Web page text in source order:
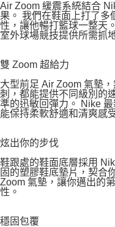
Air Zoom 緩震系統結合
果。 我們在鞋面上打了多
性，讓他暢打籃球一整天
室外球場競技提供所需抓
雙 Zoom 超給力
大型前足 Air Zoom 氣墊
刺，都能提供不同級別的
準的迅敏回彈力。 Nike
能保持柔軟舒適和清爽感
炫出你的步伐
鞋跟處的鞋面底層採用
固的塑膠鞋底墊片，契合
Zoom 氣墊，讓你邁出的
性。
穩固包覆